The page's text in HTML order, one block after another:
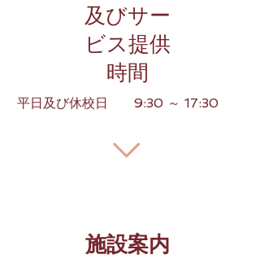
及びサー
ビス提供
時間
平日及び休校日 9:30 ～ 17:30
施設案内